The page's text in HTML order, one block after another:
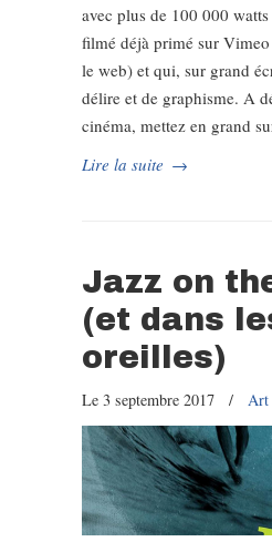
avec plus de 100 000
filmé déjà primé sur
le web) et qui, sur grand
délire et de graphisme. A
cinéma, mettez en grand
Lire la suite →
Jazz on
(et dans
oreilles)
Le 3 septembre 2017 / Art